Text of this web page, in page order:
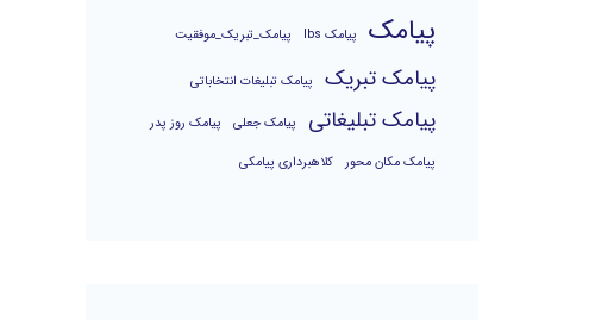
پیامک پیامک lbs پیامک_تبریک_موفقیت
پیامک تبریک پیامک تبلیغات انتخاباتی
پیامک تبلیغاتی پیامک جعلی
پیامک روز پدر
پیامک مکان محور کلاهبرداری پیامکی